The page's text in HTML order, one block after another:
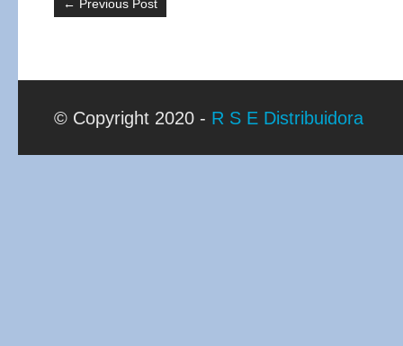
← Previous Post
© Copyright 2020 - R S E Distribuidora